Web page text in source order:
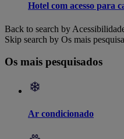
Hotel com acesso para
Back to search by
Skip search by Os mais
Os mais pesquisados
Ar condicionado